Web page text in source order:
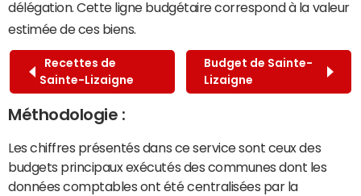
délégation. Cette ligne budgétaire correspond à la valeur
estimée de ces biens.
Recettes de
Sainte-Lizaigne
Budget de Sainte-
Lizaigne
Méthodologie :
Les chiffres présentés dans ce service sont ceux des
budgets principaux exécutés des communes dont les
données comptables ont été centralisées par la